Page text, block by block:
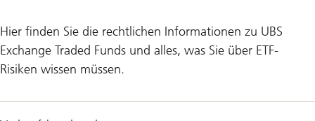
Hier finden Sie die rechtlichen Informationen zu UBS
Exchange Traded Funds und alles, was Sie über ETF-
Risiken wissen müssen.